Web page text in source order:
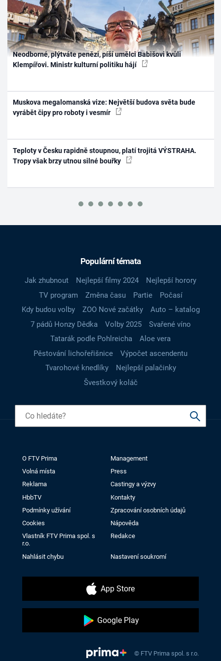
Neodborné, plýtváte penězi, píší umělci Babišovi kvůli
Klempířovi. Ministr kulturní politiku hájí
Muskova megalomanská vize: Největší budova světa bude
vyrábět čipy pro roboty i vesmír
Teploty v Česku rapidně stoupnou, platí trojitá VÝSTRAHA.
Tropy však brzy utnou silné bouřky
Populární témata
Jak zhubnout Nejlepší filmy 2024
Nejlepší horory
TV program
Změna času Partie
Počasí
Kdy budou volby
ZOO Nové začátky
Auto – katalog
7 pádů Honzy Dědka
Volby 2025
Svařené víno
Tatarák podle Pohlreicha
Aloe vera
Pěstování lichořeřišnice
Výpočet ascendentu
Tvarohové knedlíky
Nejlepší palačinky
Švestkový koláč
O FTV Prima
Management
Volná místa
Press
Reklama
Castingy a výzvy
HbbTV
Kontakty
Podmínky užívání
Zpracování osobních údajů
Cookies
Nápověda
Vlastník FTV Prima spol. s
r.o.
Redakce
Nahlásit chybu Nastavení soukromí
App Store
Google Play
© FTV Prima spol. s r.o.